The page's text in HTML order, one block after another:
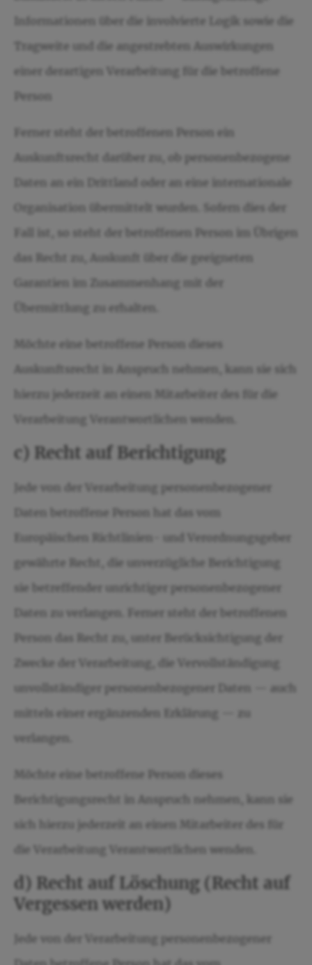
Informationen über die involvierte Logik sowie die
Tragweite und die angestrebten Auswirkungen
einer derartigen Verarbeitung für die betroffene
Person
Ferner steht der betroffenen Person ein
Auskunftsrecht darüber zu, ob personenbezogene
Daten an ein Drittland oder an eine internationale
Organisation übermittelt wurden. Sofern dies der
Fall ist, so steht der betroffenen Person im Übrigen
das Recht zu, Auskunft über die geeigneten
Garantien im Zusammenhang mit der
Übermittlung zu erhalten.
Möchte eine betroffene Person dieses
Auskunftsrecht in Anspruch nehmen, kann sie sich
hierzu jederzeit an einen Mitarbeiter des für die
Verarbeitung Verantwortlichen wenden.
c) Recht auf Berichtigung
Jede von der Verarbeitung personenbezogener
Daten betroffene Person hat das vom
Europäischen Richtlinien- und Verordnungsgeber
gewährte Recht, die unverzügliche Berichtigung
sie betreffender unrichtiger personenbezogener
Daten zu verlangen. Ferner steht der betroffenen
Person das Recht zu, unter Berücksichtigung der
Zwecke der Verarbeitung, die Vervollständigung
unvollständiger personenbezogener Daten — auch
mittels einer ergänzenden Erklärung — zu
verlangen.
Möchte eine betroffene Person dieses
Berichtigungsrecht in Anspruch nehmen, kann sie
sich hierzu jederzeit an einen Mitarbeiter des für
die Verarbeitung Verantwortlichen wenden.
d) Recht auf Löschung (Recht auf
Vergessen werden)
Jede von der Verarbeitung personenbezogener